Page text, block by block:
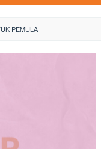
PEMULA